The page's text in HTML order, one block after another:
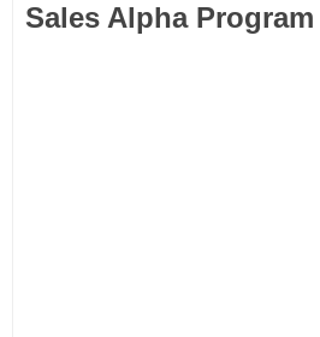
Sales Alpha Program